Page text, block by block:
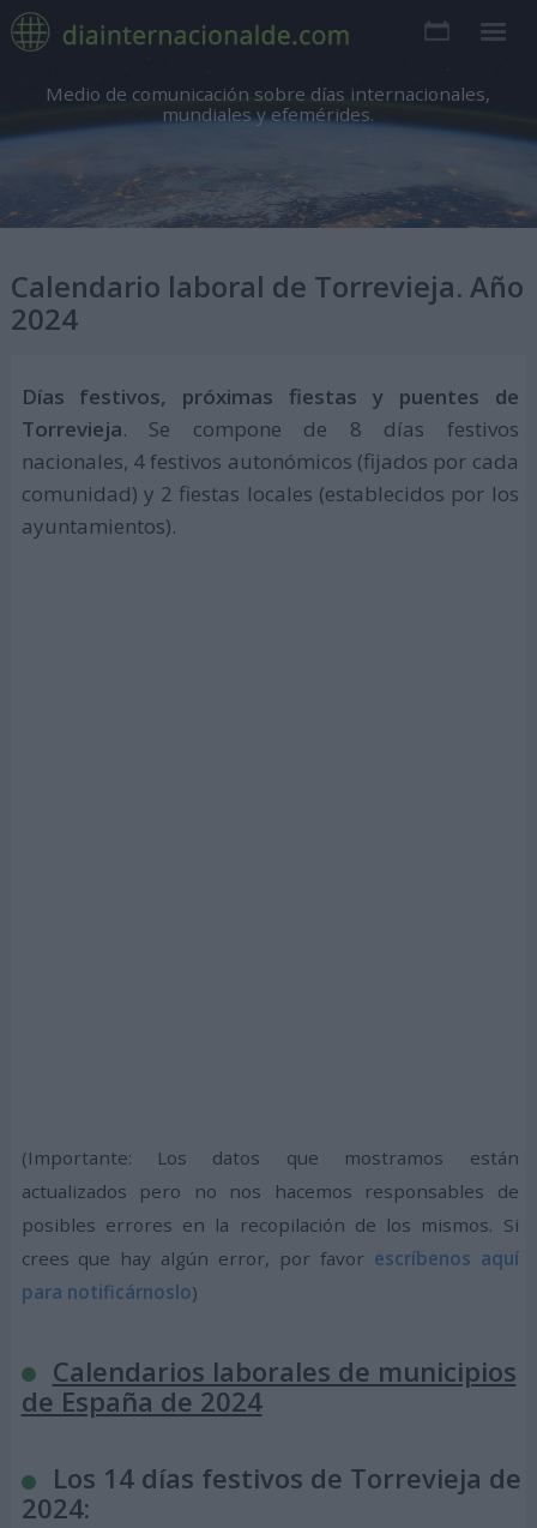
Medio de comunicación sobre días internacionales,
mundiales y efemérides.
Calendario laboral de Torrevieja. Año
2024
Días festivos, próximas fiestas y puentes de
Torrevieja. Se compone de 8 días festivos
nacionales, 4 festivos autonómicos (fijados por cada
comunidad) y 2 fiestas locales (establecidos por los
ayuntamientos).
(Importante: Los datos que mostramos están
actualizados pero no nos hacemos responsables de
posibles errores en la recopilación de los mismos. Si
crees que hay algún error, por favor escríbenos aquí
para notificárnoslo)
Calendarios laborales de municipios
de España de 2024
Los 14 días festivos de Torrevieja de
2024: